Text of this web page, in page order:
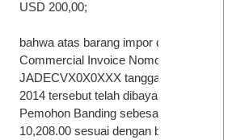
USD 200,00;
bahwa atas barang impor dengan
Commercial Invoice Nomor:
JADECVX0X0XXX tanggal 26 April
2014 tersebut telah dibayar oleh
Pemohon Banding sebesar FOB USD
10,208.00 sesuai dengan bukti